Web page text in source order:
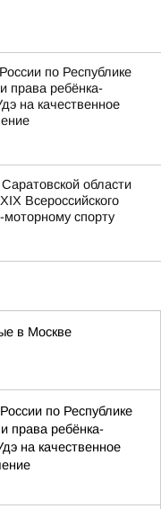
по Республике
права ребёнка-
на качественное
области
Всероссийского
спорту
в Москве
по Республике
права ребёнка-
на качественное